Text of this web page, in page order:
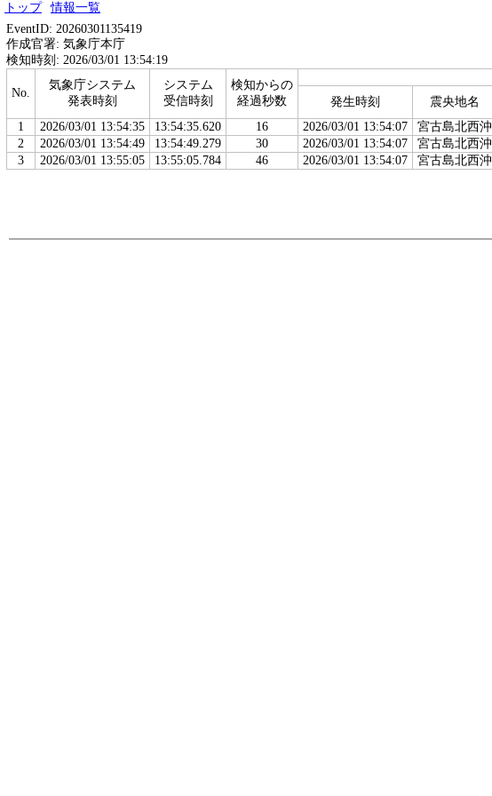
トップ
情報一覧
EventID: 20260301135419
作成官署: 気象庁本庁
検知時刻: 2026/03/01 13:54:19
No.
気象庁システム
発表時刻
システム
受信時刻
検知からの
経過秒数
発生時刻
震央地名
1
2026/03/01 13:54:35 13:54:35.620 16 2026/03/01 13:54:07 宮古島北西沖
2
2026/03/01 13:54:49 13:54:49.279 30 2026/03/01 13:54:07 宮古島北西沖
3
2026/03/01 13:55:05 13:55:05.784 46 2026/03/01 13:54:07 宮古島北西沖